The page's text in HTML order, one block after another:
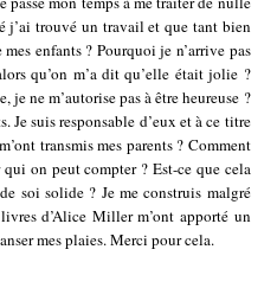
j’ai trouvé un travail et que tant bien
enfants ? Pourquoi je n’arrive pas
qu’on m’a dit qu’elle était jolie ?
ne m’autorise pas à être heureuse ?
Je suis responsable d’eux et à ce titre
transmis mes parents ? Comment
qui on peut compter ? Est-ce que cela
soi solide ? Je me construis malgré
d’Alice Miller m’ont apporté un
mes plaies. Merci pour cela.